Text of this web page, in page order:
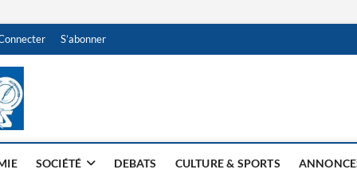
S’abonner
NDJAMENA HEBDO
SOCIÉTÉ DEBATS CULTURE & SPORTS